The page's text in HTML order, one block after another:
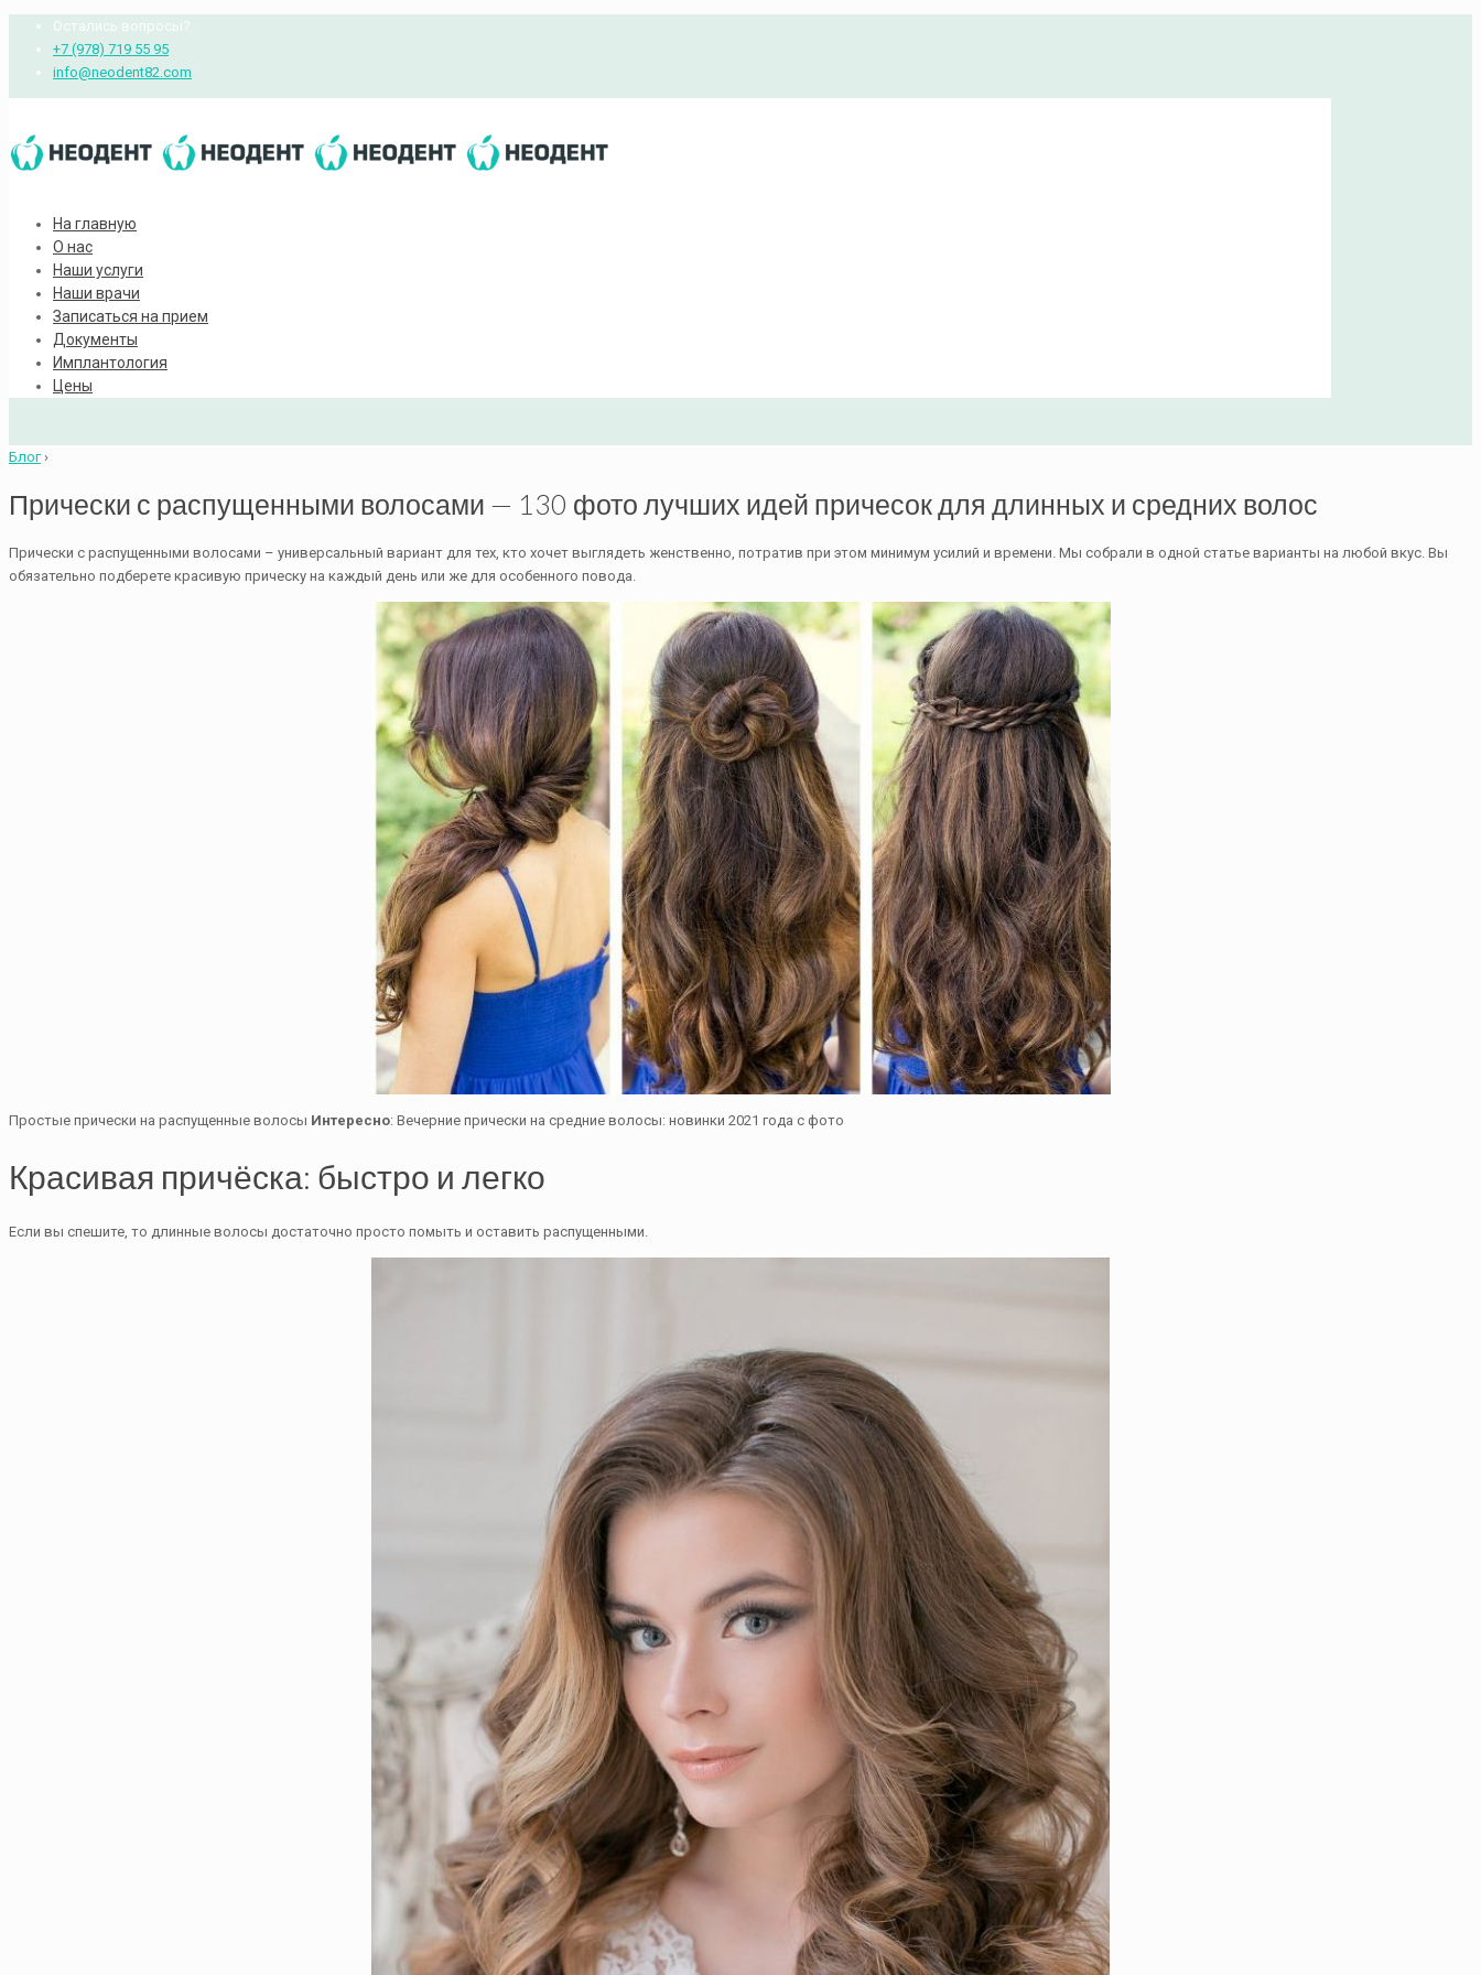
Остались вопросы?
+7 (978) 719 55 95
info@neodent82.com
На главную
О нас
Наши услуги
Наши врачи
Записаться на прием
Документы
Имплантология
Цены
Блог ›
Прически с распущенными волосами — 130 фото лучших идей причесок для длинных и средних волос
Прически с распущенными волосами – универсальный вариант для тех, кто хочет выглядеть женственно, потратив при этом минимум усилий и времени. Мы собрали в одной статье варианты на любой вкус. Вы
обязательно подберете красивую прическу на каждый день или же для особенного повода.
Простые прически на распущенные волосы Интересно: Вечерние прически на средние волосы: новинки 2021 года с фото
Красивая причёска: быстро и легко
Если вы спешите, то длинные волосы достаточно просто помыть и оставить распущенными.